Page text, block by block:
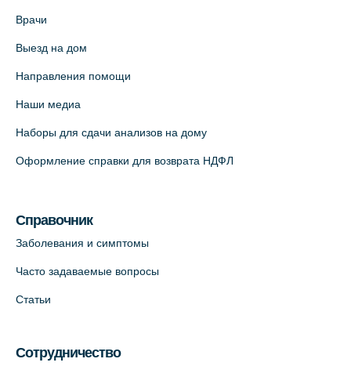
Медицинский центр "Доктор Семейный"
(официальный партнер),
+7 (812) 664-55-80
На карте
+7 (812) 660-73-69
На карте
На карте
Врачи
Выезд на дом
Направления помощи
Наши медиа
Наборы для сдачи анализов на дому
Оформление справки для возврата НДФЛ
Справочник
Заболевания и симптомы
Часто задаваемые вопросы
Статьи
Сотрудничество